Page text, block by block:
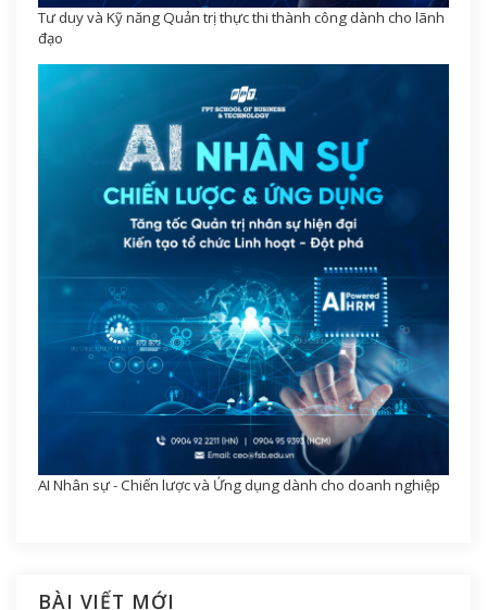
Tư duy và Kỹ năng Quản trị thực thi thành công dành cho lãnh
đạo
AI Nhân sự - Chiến lược và Ứng dụng dành cho doanh nghiệp
BÀI VIẾT MỚI